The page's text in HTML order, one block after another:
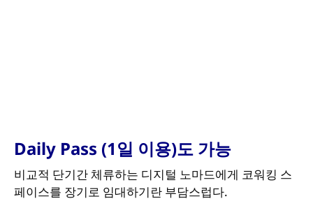
Daily Pass (1일 이용)도 가능
비교적 단기간 체류하는 디지털 노마드에게 코워킹 스
페이스를 장기로 임대하기란 부담스럽다.